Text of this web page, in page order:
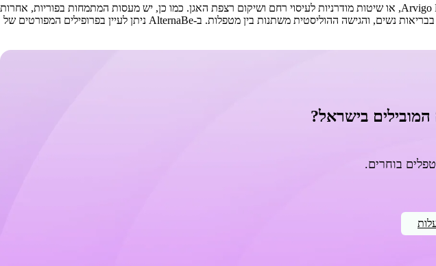
מעסות לעיסוי רחם בדרום עשויות להיות מוסמכות בגישות שונות - סובאדה מסורתית מאיה, Arvigo Maya Abdominal Therapy, או שיטות מודרניות לעיסוי רחם ושיקום רצפת האגן. כמו כן, יש מעסות המתמחות בפוריות, אחרות
בכאבי מחזור או אנדומטריוזיס, ויש המשלבות עיסוי רחם עם נטורופתיה, צמחי מרפא, או ליווי רגשי. רמת הרגישות, הידע בבריאות נשים, והגישה ההוליסטית משתנות בין מטפלות. ב-AlternaBe ניתן לעיין בפרופילים המפורטים של
בישראל?
בוחרים.